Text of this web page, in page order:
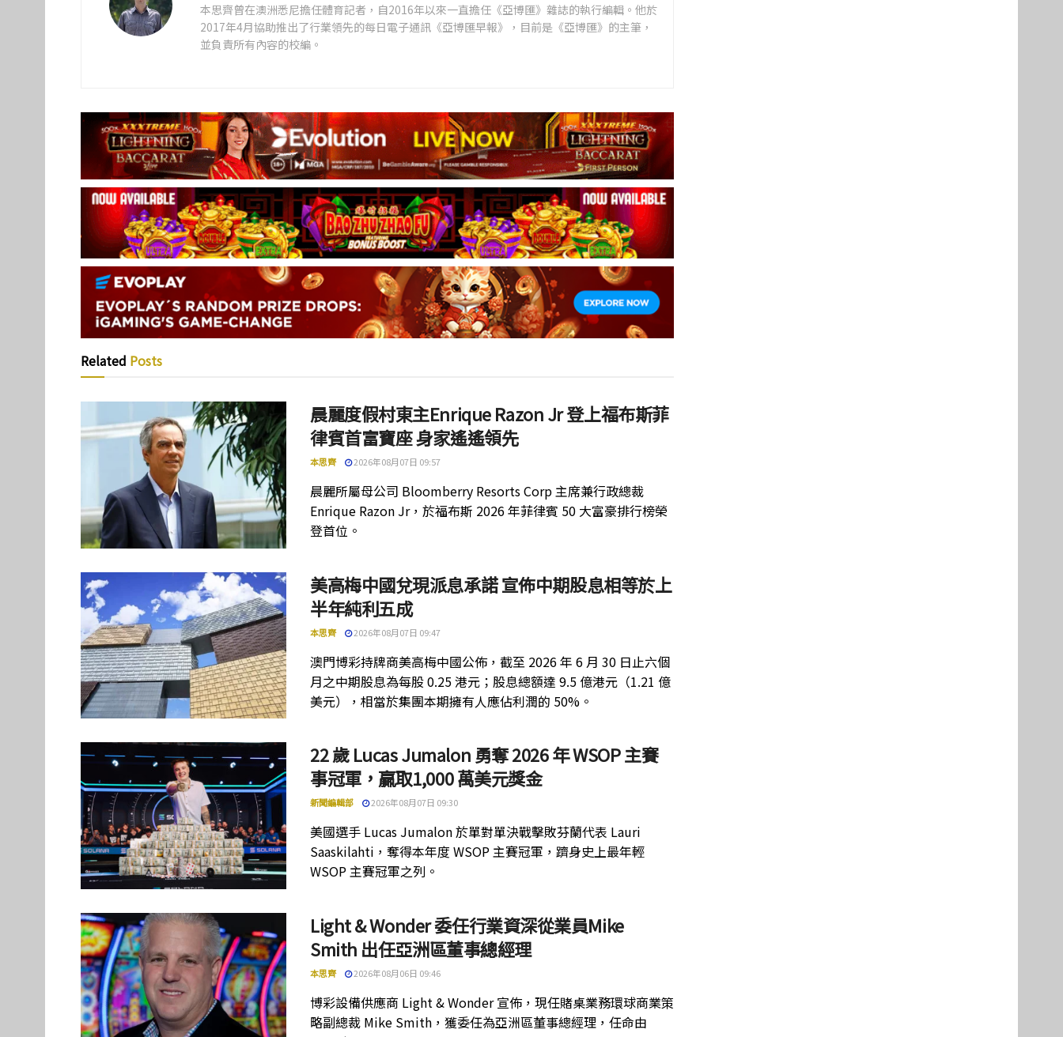
本思齊曾在澳洲悉尼擔任體育記者，自2016年以來一直擔任《亞博匯》雜誌的執行編輯。他於
2017年4月協助推出了行業領先的每日電子通訊《亞博匯早報》，目前是《亞博匯》的主筆，
並負責所有內容的校編。
Related Posts
晨麗度假村東主Enrique Razon Jr 登上福布斯菲
律賓首富寶座 身家遙遙領先
本思齊 2026年08月07日 09:57
晨麗所屬母公司 Bloomberry Resorts Corp 主席兼行政總裁
Enrique Razon Jr，於福布斯 2026 年菲律賓 50 大富豪排行榜榮
登首位。
美高梅中國兌現派息承諾 宣佈中期股息相等於上
半年純利五成
本思齊 2026年08月07日 09:47
澳門博彩持牌商美高梅中國公佈，截至 2026 年 6 月 30 日止六個
月之中期股息為每股 0.25 港元；股息總額達 9.5 億港元（1.21 億
美元），相當於集團本期擁有人應佔利潤的 50%。
22 歲 Lucas Jumalon 勇奪 2026 年 WSOP 主賽
事冠軍，贏取1,000 萬美元獎金
新聞編輯部 2026年08月07日 09:30
美國選手 Lucas Jumalon 於單對單決戰擊敗芬蘭代表 Lauri
Saaskilahti，奪得本年度 WSOP 主賽冠軍，躋身史上最年輕
WSOP 主賽冠軍之列。
Light & Wonder 委任行業資深從業員Mike
Smith 出任亞洲區董事總經理
本思齊 2026年08月06日 09:46
博彩設備供應商 Light & Wonder 宣佈，現任賭桌業務環球商業策
略副總裁 Mike Smith，獲委任為亞洲區董事總經理，任命由